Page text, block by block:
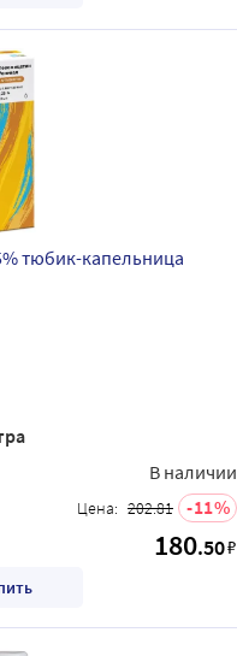
тюбик-капельница
В наличии
Цена: 202.81 11
180.50₽